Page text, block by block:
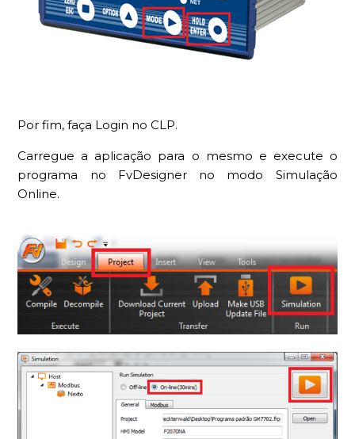
Por fim, faça Login no CLP.
Carregue a aplicação para o mesmo e execute o
programa no FvDesigner no modo Simulação
Online.